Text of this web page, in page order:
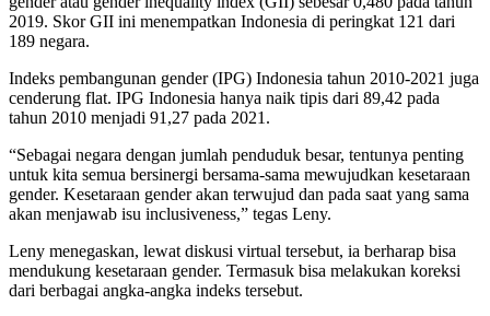
2019. Skor GII ini menempatkan Indonesia di peringkat 121 dari
189 negara.
Indeks pembangunan gender (IPG) Indonesia tahun 2010-2021 juga
cenderung flat. IPG Indonesia hanya naik tipis dari 89,42 pada
tahun 2010 menjadi 91,27 pada 2021.
“Sebagai negara dengan jumlah penduduk besar, tentunya penting
untuk kita semua bersinergi bersama-sama mewujudkan kesetaraan
gender. Kesetaraan gender akan terwujud dan pada saat yang sama
akan menjawab isu inclusiveness,” tegas Leny.
Leny menegaskan, lewat diskusi virtual tersebut, ia berharap bisa
mendukung kesetaraan gender. Termasuk bisa melakukan koreksi
dari berbagai angka-angka indeks tersebut.